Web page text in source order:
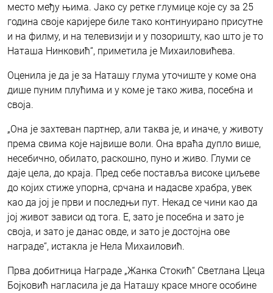
место међу њима. Јако су ретке глумице које су за 25
година своје каријере биле тако континуирано присутне
и на филму, и на телевизији и у позоришту, као што је то
Наташа Нинковић“, приметила је Михаиловићева.
Оценила је да је за Наташу глума уточиште у коме она
дише пуним плућима и у коме је тако жива, посебна и
своја.
„Она је захтеван партнер, али таква је, и иначе, у животу
према свима које највише воли. Она враћа дупло више,
несебично, обилато, раскошно, пуно и живо. Глуми се
даје цела, до краја. Пред себе поставља високе циљеве
до којих стиже упорна, срчана и надасве храбра, увек
као да јој је први и последњи пут. Некад се чини као да
јој живот зависи од тога. Е, зато је посебна и зато је
своја, и зато је данас овде, и зато је достојна ове
награде“, истакла је Нела Михаиловић.
Прва добитница Награде „Жанка Стокић“ Светлана Цеца
Бојковић нагласила је да Наташу красе многе особине